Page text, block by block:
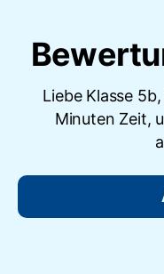
Liebe Klasse
Minuten Zeit,